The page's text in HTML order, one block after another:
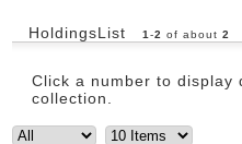
HoldingsList 1 -2 of about 2
Click a number to display
collection.